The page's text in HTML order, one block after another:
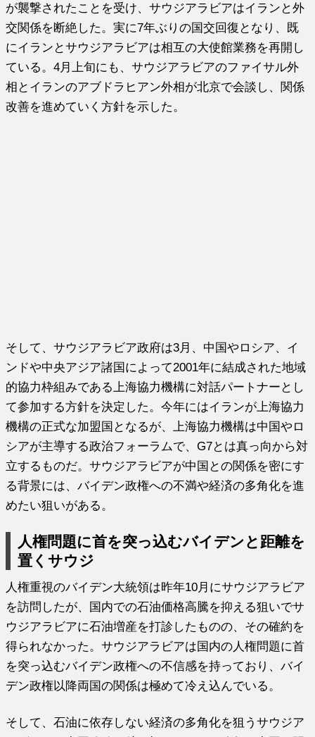
が襲撃されたことを受け、サウジアラビアはイランと外
交関係を断絶した。実に7年ぶりの国交回復となり、既
にイランとサウジアラビアは相互の大使館業務を再開し
ている。4月上旬にも、サウジアラビアのファイサル外
相とイランのアブドラヒアン外相が北京で会談し、関係
改善を進めていく方針を示した。
そして、サウジアラビア政府は3月、中国やロシア、イ
ンドや中央アジア諸国によって2001年に結成された地域
的協力枠組みである上海協力機構に対話パートナーとし
て参加する方針を決定した。今年にはイランが上海協力
機構の正式な加盟国となるが、上海協力機構は中国やロ
シアが主導する政治フォーラムで、G7とは真っ向から対
立するものだ。サウジアラビアが中国との関係を密にす
る背景には、バイデン政権への不満や経済の多角化を進
めたい狙いがある。
人権問題に首を突っ込むバイデンと距離を
置くサウジ
人権重視のバイデン大統領は昨年10月にサウジアラビア
を訪問したが、国内での石油価格高騰を抑える狙いでサ
ウジアラビアに石油増産を打診したものの、その確約を
得られなかった。サウジアラビアは国内の人権問題に首
を突っ込むバイデン政権への不信感を持っており、バイ
デン政権以降両国の関係は極めて冷え込んでいる。
そして、石油に依存しない経済の多角化を狙うサウジア